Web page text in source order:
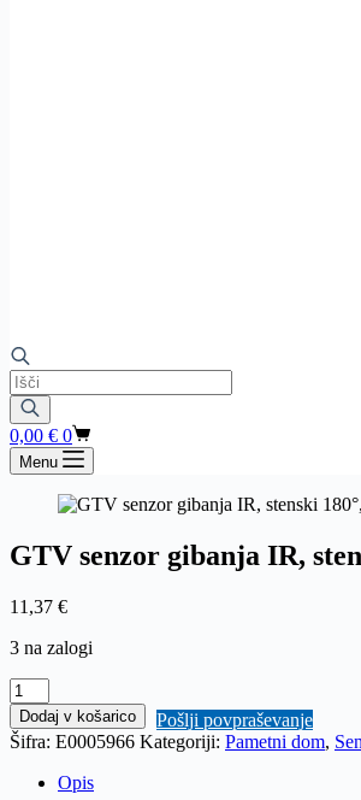
Products
search
Shopping
cart
0,00 € 0
Menu
GTV senzor gibanja IR,
11,37 €
3 na zalogi
GTV
senzor
gibanja
IR,
stenski
Dodaj v košarico
Pošlji povpraševanje
Šifra: E0005966 Kategoriji: Pametni dom,
Opis